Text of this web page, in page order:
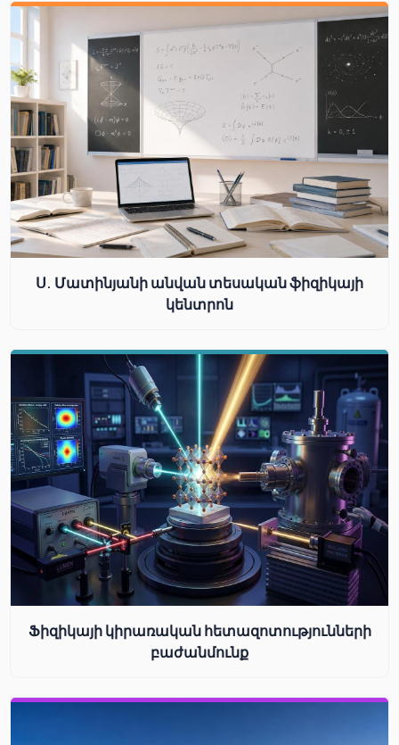
Ս. Մատինյանի անվան տեսական ֆիզիկայի
կենտրոն
Ֆիզիկայի կիրառական հետազոտությունների
բաժանմունք